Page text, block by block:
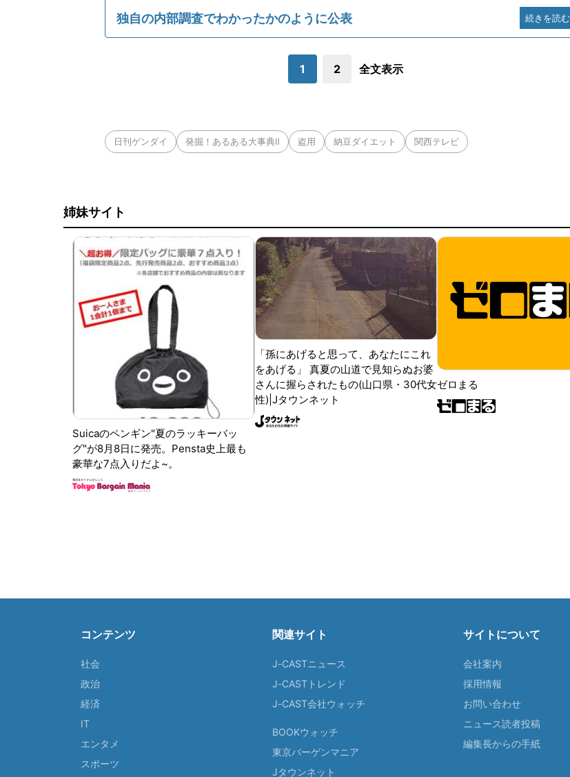
独自の内部調査でわかったかのように公表 続きを読む
1 2 全文表示
日刊ゲンダイ 発掘！あるある大事典Ⅱ 盗用 納豆ダイエット 関西テレビ
姉妹サイト
Suicaのペンギン"夏のラッキーバッ
グ"が8月8日に発売。Pensta史上最も
豪華な7点入りだよ~。
「孫にあげると思って、あなたにこれ
をあげる」 真夏の山道で見知らぬお婆
さんに握らされたもの(山口県・30代女
性)|Jタウンネット
ゼロまる
コンテンツ
社会
政治
経済
IT
エンタメ
スポーツ
関連サイト
J-CASTニュース
J-CASTトレンド
J-CAST会社ウォッチ
BOOKウォッチ
東京バーゲンマニア
Jタウンネット
サイトについて
会社案内
採用情報
お問い合わせ
ニュース読者投稿
編集長からの手紙